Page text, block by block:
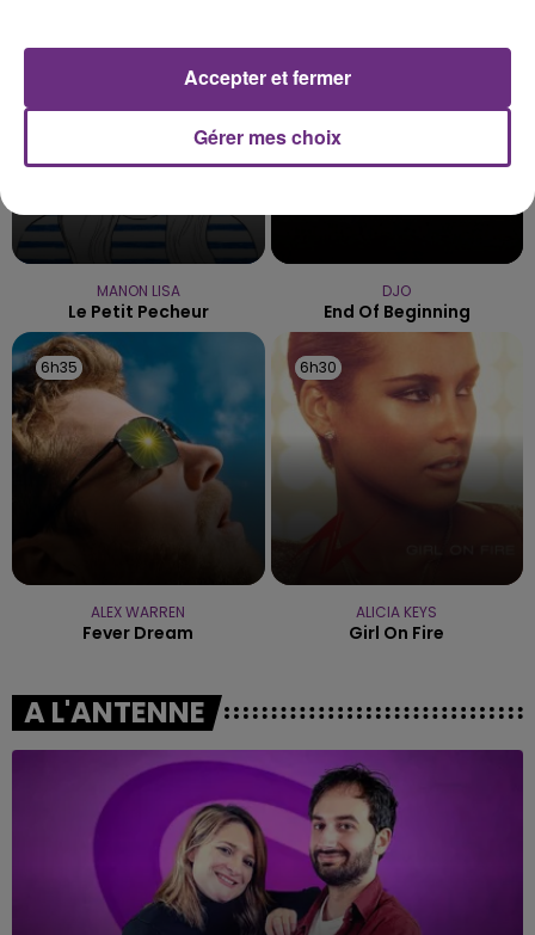
6h40
6h40
MANON LISA
Le Petit Pecheur
6h38
6h38
DJO
End Of Beginning
6h35
6h35
ALEX WARREN
Fever Dream
6h30
6h30
ALICIA KEYS
Girl On Fire
A L'ANTENNE
Gérer mes choix
Accepter et fermer